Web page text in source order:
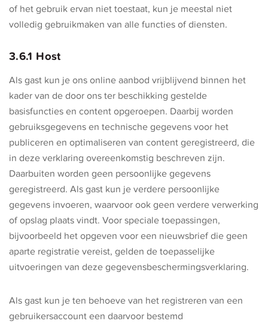
of het gebruik ervan niet toestaat, kun je meestal niet
volledig gebruikmaken van alle functies of diensten.
3.6.1 Host
Als gast kun je ons online aanbod vrijblijvend binnen het
kader van de door ons ter beschikking gestelde
basisfuncties en content opgeroepen. Daarbij worden
gebruiksgegevens en technische gegevens voor het
publiceren en optimaliseren van content geregistreerd, die
in deze verklaring overeenkomstig beschreven zijn.
Daarbuiten worden geen persoonlijke gegevens
geregistreerd. Als gast kun je verdere persoonlijke
gegevens invoeren, waarvoor ook geen verdere verwerking
of opslag plaats vindt. Voor speciale toepassingen,
bijvoorbeeld het opgeven voor een nieuwsbrief die geen
aparte registratie vereist, gelden de toepasselijke
uitvoeringen van deze gegevensbeschermingsverklaring.
Als gast kun je ten behoeve van het registreren van een
gebruikersaccount een daarvoor bestemd